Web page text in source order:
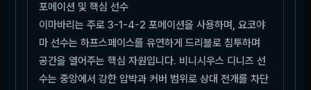
포메이션 및 핵심 선수
이마바리는 주로 3-1-4-2 포메이션을 사용하며, 요코야
마 선수는 하프스페이스를 유연하게 드리블로 침투하며
공간을 열어주는 핵심 자원입니다. 비니시우스 디니즈 선
수는 중앙에서 강한 압박과 커버 범위로 상대 전개를 차단